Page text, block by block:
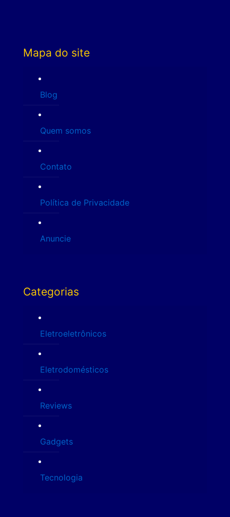
Mapa do site
Blog
Quem somos
Contato
Política de Privacidade
Anuncie
Categorias
Eletroeletrônicos
Eletrodomésticos
Reviews
Gadgets
Tecnologia